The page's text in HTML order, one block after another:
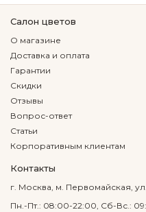
Салон цветов
О магазине
Доставка и оплата
Гарантии
Скидки
Отзывы
Вопрос-ответ
Статьи
Корпоративным клиентам
Контакты
г. Москва, м. Первомайская,
Пн.-Пт.: 08:00-22:00, Сб-Вс.: